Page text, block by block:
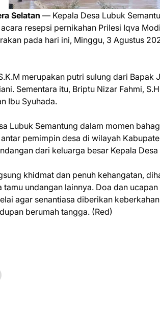
Selatan — Kepala Desa Lubuk
resepsi pernikahan Prilesi Iqva
pada hari ini, Minggu, 3 Agustus
merupakan putri sulung dari Bapak
Sementara itu, Briptu Nizar Fahmi,
Ibu Syuhada.
Lubuk Semantung dalam momen
pemimpin desa di wilayah
dari keluarga besar Kepala
khidmat dan penuh kehangatan,
tamu undangan lainnya. Doa dan
agar senantiasa diberikan
berumah tangga. (Red)